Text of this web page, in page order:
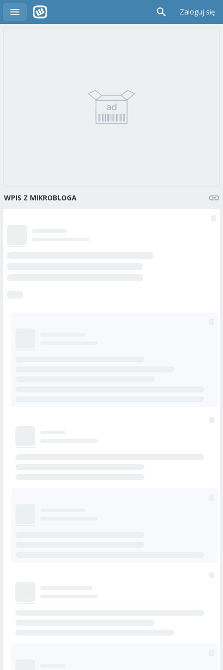
Zaloguj się
WPIS Z MIKROBLOGA